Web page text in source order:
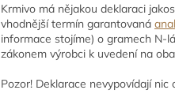
Krmivo má nějakou deklaraci
vhodnější termín garantovaná
informace stojíme) o gramech N-
zákonem výrobci k uvedení na
Pozor! Deklarace nevypovídají